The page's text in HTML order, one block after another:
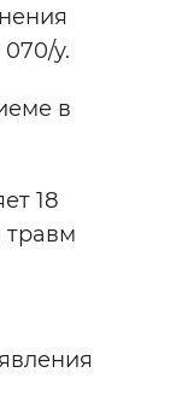
у.
в
18
травм